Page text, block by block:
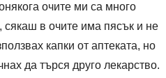
очите ми са много
в очите има пясък и не
капки от аптеката, но
да търся друго лекарство.